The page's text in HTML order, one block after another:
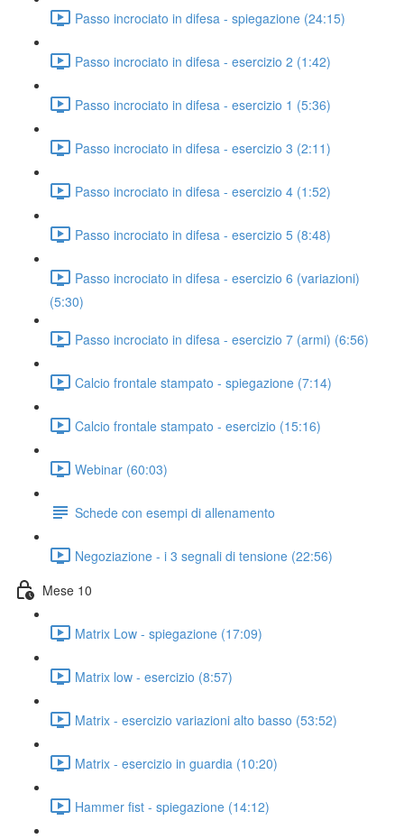
Passo incrociato in difesa - spiegazione (24:15)
Passo incrociato in difesa - esercizio 2 (1:42)
Passo incrociato in difesa - esercizio 1 (5:36)
Passo incrociato in difesa - esercizio 3 (2:11)
Passo incrociato in difesa - esercizio 4 (1:52)
Passo incrociato in difesa - esercizio 5 (8:48)
Passo incrociato in difesa - esercizio 6 (variazioni)
(5:30)
Passo incrociato in difesa - esercizio 7 (armi) (6:56)
Calcio frontale stampato - spiegazione (7:14)
Calcio frontale stampato - esercizio (15:16)
Webinar (60:03)
Schede con esempi di allenamento
Negoziazione - i 3 segnali di tensione (22:56)
Mese 10
Matrix Low - spiegazione (17:09)
Matrix low - esercizio (8:57)
Matrix - esercizio variazioni alto basso (53:52)
Matrix - esercizio in guardia (10:20)
Hammer fist - spiegazione (14:12)